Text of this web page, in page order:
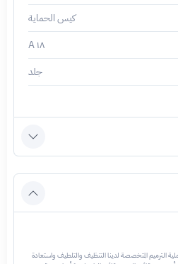
كيس الحماية
١٨ A
جلد
الترميم المتخصصة لدينا التنظيف والتلطيف واستعادة